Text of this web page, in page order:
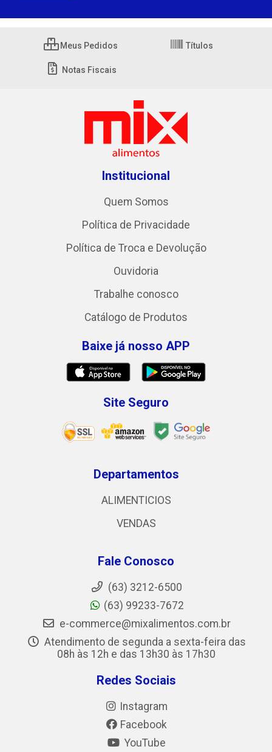
Meus Pedidos Títulos
Notas Fiscais
Institucional
Quem Somos
Política de Privacidade
Política de Troca e Devolução
Ouvidoria
Trabalhe conosco
Catálogo de Produtos
Baixe já nosso APP
Site Seguro
Departamentos
ALIMENTICIOS
VENDAS
Fale Conosco
(63) 3212-6500
(63) 99233-7672
e-commerce@mixalimentos.com.br
Atendimento de segunda a sexta-feira das
08h às 12h e das 13h30 às 17h30
Redes Sociais
Instagram
Facebook
YouTube